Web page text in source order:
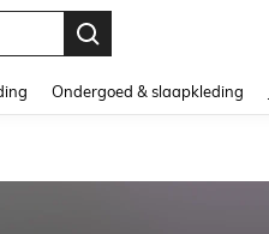
Ondergoed & slaapkleding